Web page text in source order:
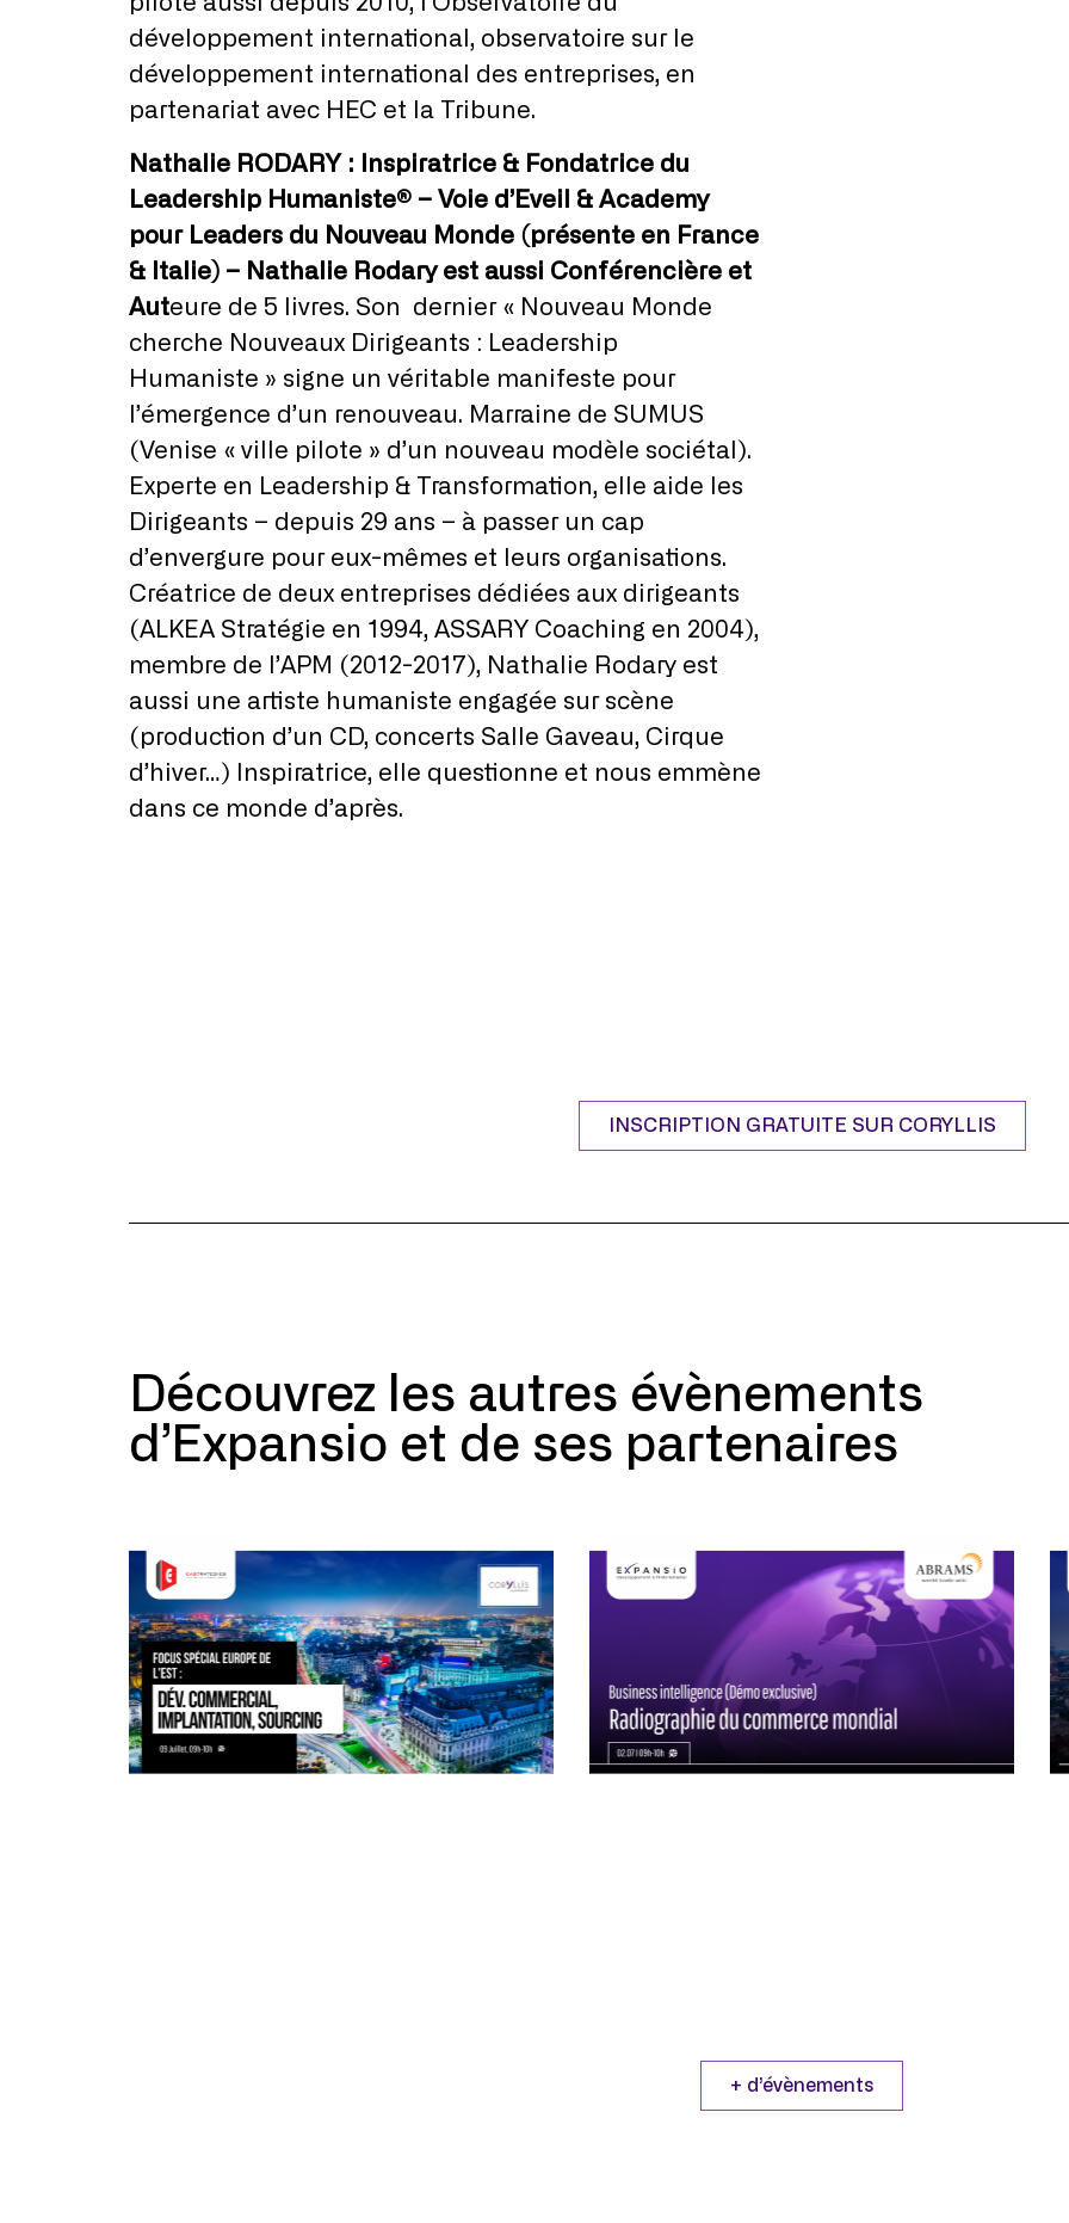
développement international, observatoire sur le
développement international des entreprises, en
partenariat avec HEC et la Tribune.
Nathalie RODARY :
Inspiratrice & Fondatrice du
Leadership Humaniste® – Voie d’Eveil & Academy
pour Leaders du Nouveau Monde (présente en France
& Italie) – Nathalie Rodary est aussi Conférencière et
Auteure de 5 livres. Son dernier « Nouveau Monde
cherche Nouveaux Dirigeants : Leadership
Humaniste » signe un véritable manifeste pour
l’émergence d’un renouveau. Marraine de SUMUS
(Venise « ville pilote » d’un nouveau modèle sociétal).
Experte en Leadership & Transformation, elle aide les
Dirigeants – depuis 29 ans – à passer un cap
d’envergure pour eux-mêmes et leurs organisations.
Créatrice de deux entreprises dédiées aux dirigeants
(ALKEA Stratégie en 1994, ASSARY Coaching en 2004),
membre de l’APM (2012-2017), Nathalie Rodary est
aussi une artiste humaniste engagée sur scène
(production d’un CD, concerts Salle Gaveau, Cirque
d’hiver…) Inspiratrice, elle questionne et nous emmène
dans ce monde d’après.
INSCRIPTION GRATUITE SUR CORYLLIS
Découvrez les autres évènements
d’Expansio et de ses partenaires
+ d’évènements